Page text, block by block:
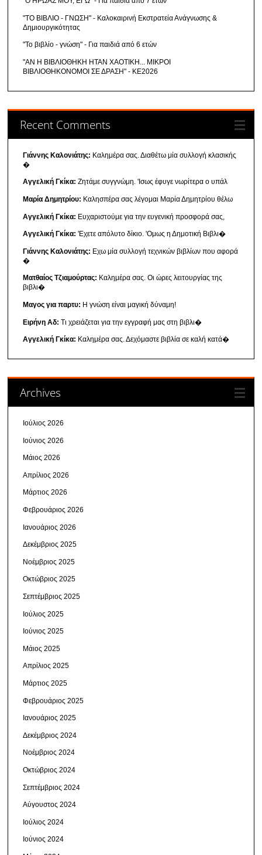
"ΤΟ ΒΙΒΛΙΟ - ΓΝΩΣΗ" - Καλοκαιρινή Εκστρατεία Ανάγνωσης &
Δημιουργικότητας
"Το βιβλίο - γνώση" - Για παιδιά από 6 ετών
"ΑΝ Η ΒΙΒΛΙΟΘΗΚΗ ΗΤΑΝ ΧΑΟΤΙΚΗ... ΜΙΚΡΟΙ
ΒΙΒΛΙΟΘΗΚΟΝΟΜΟΙ ΣΕ ΔΡΑΣΗ" - ΚΕ2026
Recent Comments
Γιάννης Καλονιάτης: Καλημέρα σας. Διαθέτω μία συλλογή κλασικής
�
Αγγελική Γκίκα: Ζητάμε συγγνώμη. 'Ισως έφυγε νωρίτερα ο υπάλ
Μαρία Δημητρίου: Καλησπέρα σας λέγομαι Μαρία Δημητρίου θέλω
Αγγελική Γκίκα: Ευχαριστούμε για την ευγενική προσφορά σας,
Αγγελική Γκίκα: 'Εχετε απόλυτο δίκιο. 'Ομως η Δημοτική Βιβλι�
Γιάννης Καλονιάτης: Εχω μία συλλογή τεχνικών βιβλίων που αφορά
�
Ματθαίος Τζιαμούρτας: Καλημέρα σας. Οι ώρες λειτουργίας της
βιβλι�
Μαγος για παρτυ: Η γνώση είναι μαγική δύναμη!
Ειρήνη Αδ: Τι χρειάζεται για την εγγραφή μας στη βιβλι�
Αγγελική Γκίκα: Καλημέρα σας. Δεχόμαστε βιβλία σε καλή κατά�
Archives
Ιούλιος 2026
Ιούνιος 2026
Μάιος 2026
Απρίλιος 2026
Μάρτιος 2026
Φεβρουάριος 2026
Ιανουάριος 2026
Δεκέμβριος 2025
Νοέμβριος 2025
Οκτώβριος 2025
Σεπτέμβριος 2025
Ιούλιος 2025
Ιούνιος 2025
Μάιος 2025
Απρίλιος 2025
Μάρτιος 2025
Φεβρουάριος 2025
Ιανουάριος 2025
Δεκέμβριος 2024
Νοέμβριος 2024
Οκτώβριος 2024
Σεπτέμβριος 2024
Αύγουστος 2024
Ιούλιος 2024
Ιούνιος 2024